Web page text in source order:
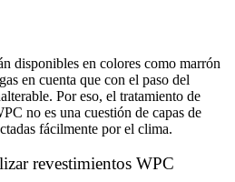
disponibles en colores como marrón
en cuenta que con el paso del
Por eso, el tratamiento de
no es una cuestión de capas de
fácilmente por el clima.
revestimientos WPC